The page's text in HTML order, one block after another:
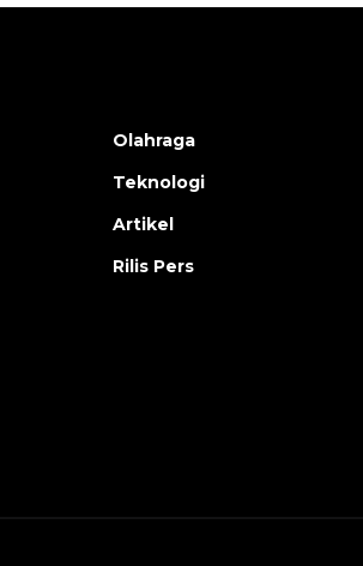
Olahraga
Teknologi
Artikel
Rilis Pers